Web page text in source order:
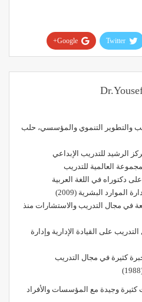
Twitter
Google+
والتطوير التنموي والمؤسسي، حلب
الموارد البشرية (2009)
في مجال التدريب والاستشارات منذ
على القيادة الإدارية وإدارة
كثيرة في مجال التدريب
وجيدة مع المؤسسات والأفراد